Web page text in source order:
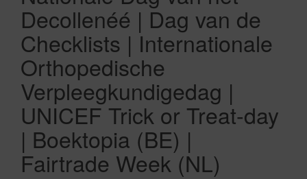
Decollenéé | Dag van de
Checklists | Internationale
Orthopedische
Verpleegkundigedag |
UNICEF Trick or Treat-day
| Boektopia (BE) |
Fairtrade Week (NL)